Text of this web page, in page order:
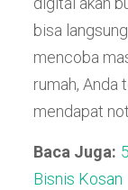
bisa
mencoba
rumah, Anda
mendapat
Baca Juga:
Bisnis Kosan